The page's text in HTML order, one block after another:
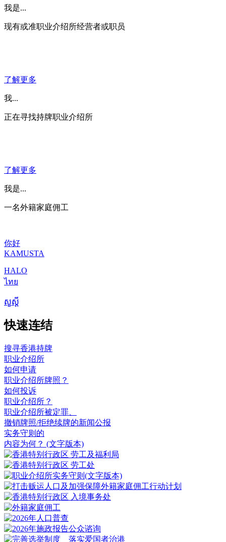
我是...
现有或准职业介绍所经营者或职员
了解更多
我...
正在寻找持牌职业介绍所
了解更多
我是...
一名外籍家庭佣工
你好
KAMUSTA
HALO
ไทย
សួស្តី
快速连结
搜寻香港持牌
职业介绍所
如何申请
职业介绍所牌照？
如何投诉
职业介绍所？
职业介绍所被定罪、
撤销牌照/拒绝续牌的新闻公报
实务守则的
内容为何？ (文字版本)
(文字版本)